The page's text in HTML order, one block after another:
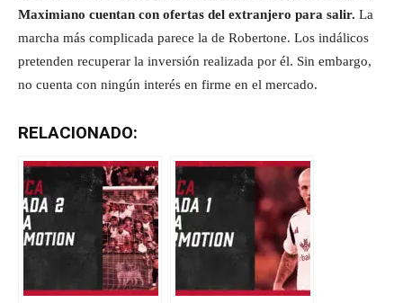
Maximiano cuentan con ofertas del extranjero para salir. La
marcha más complicada parece la de Robertone. Los indálicos
pretenden recuperar la inversión realizada por él. Sin embargo,
no cuenta con ningún interés en firme en el mercado.
RELACIONADO: